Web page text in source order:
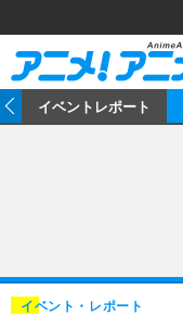
イベントレポート
イベント・レポート